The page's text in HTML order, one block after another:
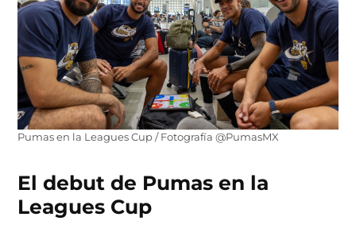
Pumas en la Leagues Cup / Fotografía @PumasMX
El debut de Pumas en la
Leagues Cup